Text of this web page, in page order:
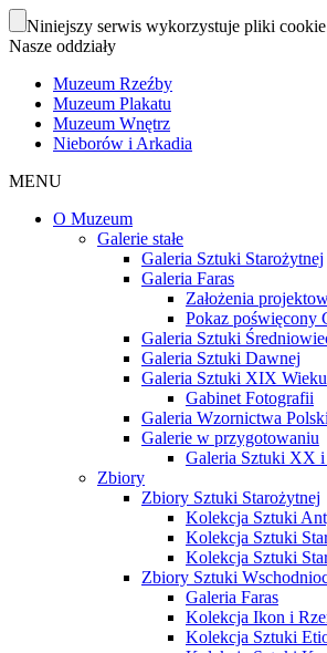
Niniejszy serwis wykorzystuje pliki
Nasze oddziały
Muzeum Rzeźby
Muzeum Plakatu
Muzeum Wnętrz
Nieborów i Arkadia
MENU
O Muzeum
Galerie stałe
Galeria Sztuki Starożytnej
Galeria Faras
Założenia
Pokaz poświęcony
Galeria Sztuki
Galeria Sztuki Dawnej
Galeria Sztuki XIX Wieku
Gabinet Fotografii
Galeria Wzornictwa
Galerie w przygotowaniu
Galeria Sztuki XX
Zbiory
Zbiory Sztuki Starożytnej
Kolekcja Sztuki
Kolekcja Sztuki
Kolekcja Sztuki
Zbiory Sztuki
Galeria Faras
Kolekcja Ikon i
Kolekcja Sztuki